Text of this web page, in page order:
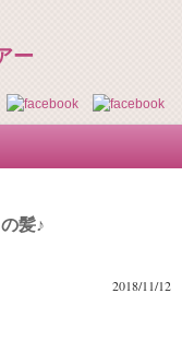
髪♪
2018/11/12